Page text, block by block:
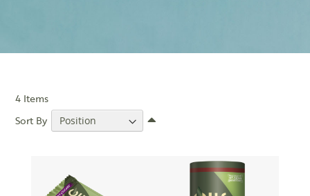
4 Items
Sort By